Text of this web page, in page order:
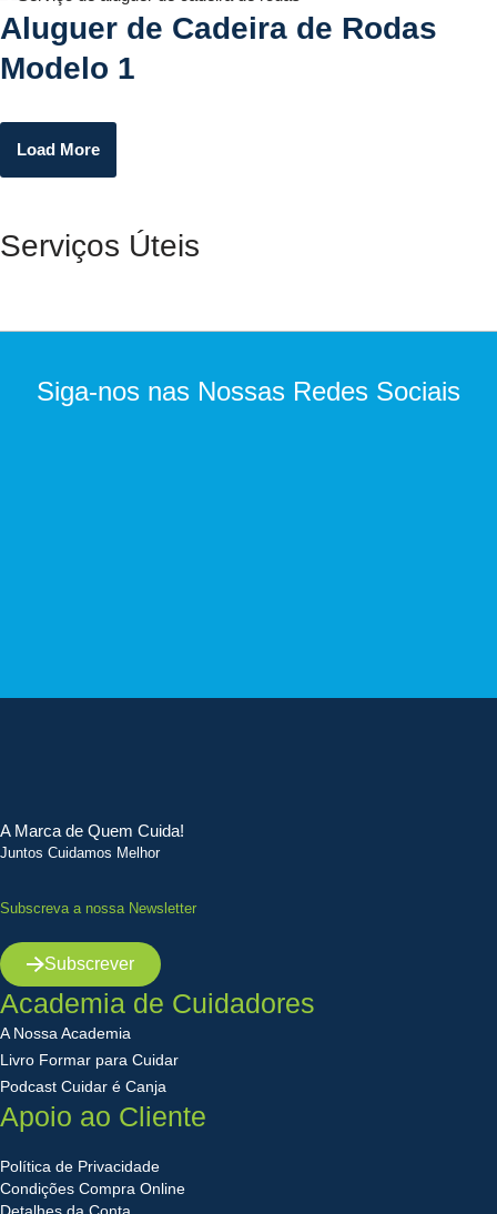
Aluguer de Cadeira de Rodas
Modelo 1
Load More
Serviços Úteis
Siga-nos nas Nossas Redes Sociais
A Marca de Quem Cuida!
Juntos Cuidamos Melhor
Subscreva a nossa Newsletter
Subscrever
Academia de Cuidadores
A Nossa Academia
Livro Formar para Cuidar
Podcast Cuidar é Canja
Apoio ao Cliente
Política de Privacidade
Condições Compra Online